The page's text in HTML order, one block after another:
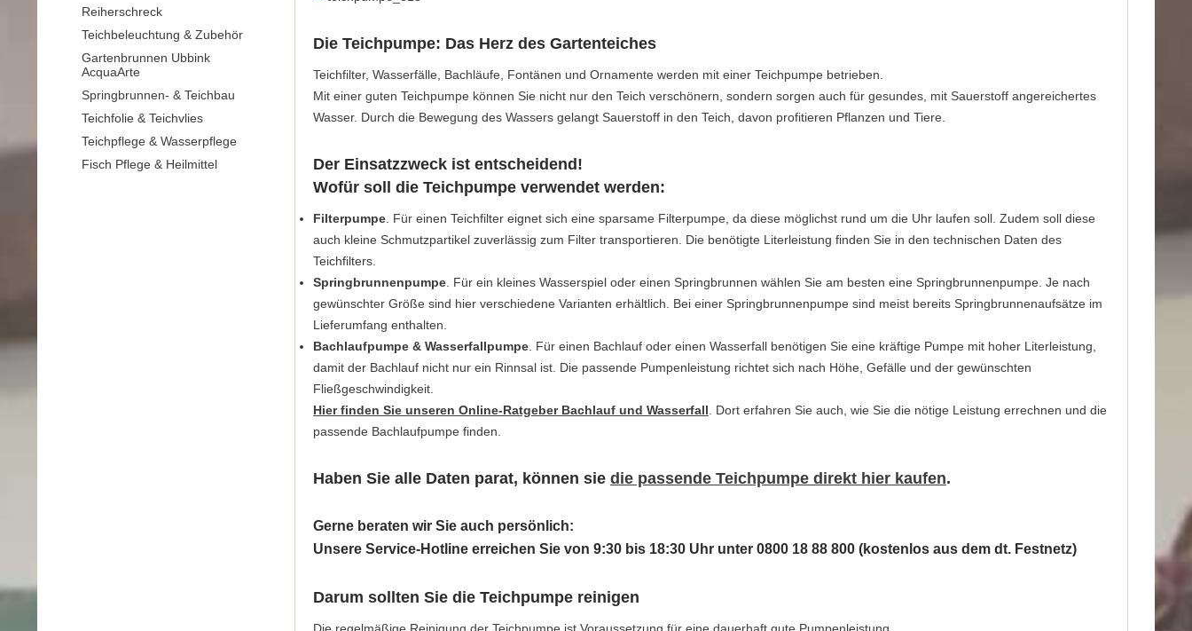
Reiherschreck
Teichbeleuchtung & Zubehör
Gartenbrunnen Ubbink
AcquaArte
Springbrunnen- & Teichbau
Teichfolie & Teichvlies
Teichpflege & Wasserpflege
Fisch Pflege & Heilmittel
Die Teichpumpe: Das Herz des Gartenteiches
Teichfilter, Wasserfälle, Bachläufe, Fontänen und Ornamente werden mit einer Teichpumpe betrieben.
Mit einer guten Teichpumpe können Sie nicht nur den Teich verschönern, sondern sorgen auch für gesundes, mit Sauerstoff angereichertes
Wasser. Durch die Bewegung des Wassers gelangt Sauerstoff in den Teich, davon profitieren Pflanzen und Tiere.
Der Einsatzzweck ist entscheidend!
Wofür soll die Teichpumpe verwendet werden:
Filterpumpe . Für einen Teichfilter eignet sich eine sparsame Filterpumpe, da diese möglichst rund um die Uhr laufen soll. Zudem soll diese
auch kleine Schmutzpartikel zuverlässig zum Filter transportieren. Die benötigte Literleistung finden Sie in den technischen Daten des
Teichfilters.
Springbrunnenpumpe . Für ein kleines Wasserspiel oder einen Springbrunnen wählen Sie am besten eine Springbrunnenpumpe. Je nach
gewünschter Größe sind hier verschiedene Varianten erhältlich. Bei einer Springbrunnenpumpe sind meist bereits Springbrunnenaufsätze im
Lieferumfang enthalten.
Bachlaufpumpe & Wasserfallpumpe . Für einen Bachlauf oder einen Wasserfall benötigen Sie eine kräftige Pumpe mit hoher Literleistung,
damit der Bachlauf nicht nur ein Rinnsal ist. Die passende Pumpenleistung richtet sich nach Höhe, Gefälle und der gewünschten
Fließgeschwindigkeit.
Hier finden Sie unseren Online-Ratgeber Bachlauf und Wasserfall . Dort erfahren Sie auch, wie Sie die nötige Leistung errechnen und die
passende Bachlaufpumpe finden.
Haben Sie alle Daten parat, können sie die passende Teichpumpe direkt hier kaufen.
Gerne beraten wir Sie auch persönlich:
Unsere Service-Hotline erreichen Sie von 9:30 bis 18:30 Uhr unter 0800 18 88 800 (kostenlos aus dem dt. Festnetz)
Darum sollten Sie die Teichpumpe reinigen
Die regelmäßige Reinigung der Teichpumpe ist Voraussetzung für eine dauerhaft gute Pumpenleistung.